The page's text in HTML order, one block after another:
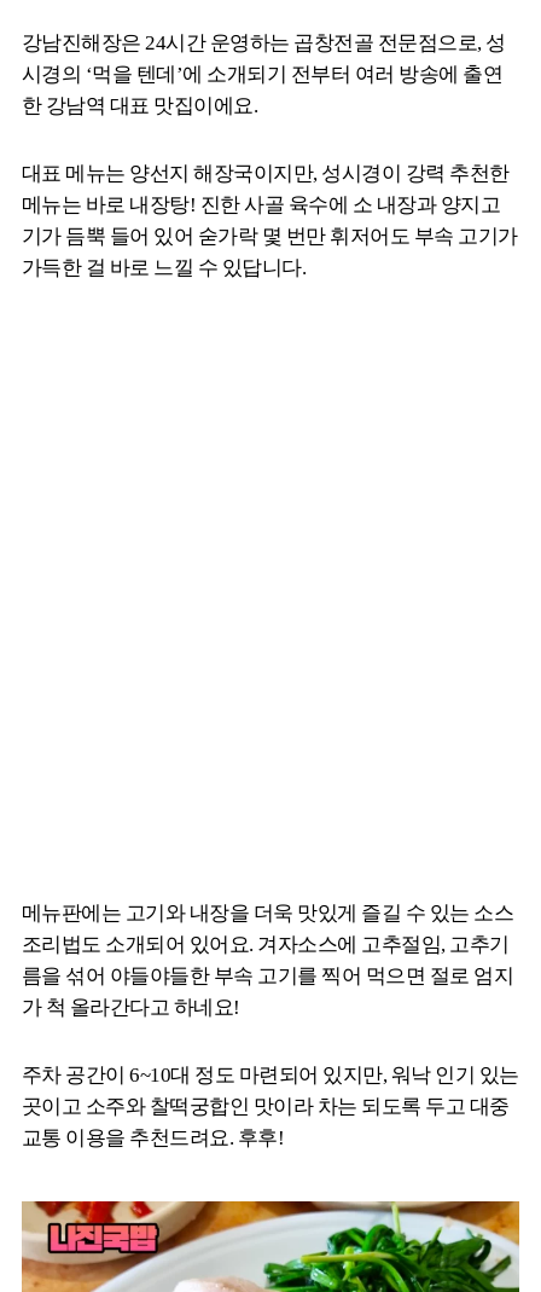
강남진해장은 24시간 운영하는 곱창전골 전문점으로, 성
시경의 ‘먹을 텐데’에 소개되기 전부터 여러 방송에 출연
한 강남역 대표 맛집이에요.
대표 메뉴는 양선지 해장국이지만, 성시경이 강력 추천한
메뉴는 바로 내장탕! 진한 사골 육수에 소 내장과 양지고
기가 듬뿍 들어 있어 숟가락 몇 번만 휘저어도 부속 고기가
가득한 걸 바로 느낄 수 있답니다.
메뉴판에는 고기와 내장을 더욱 맛있게 즐길 수 있는 소스
조리법도 소개되어 있어요. 겨자소스에 고추절임, 고추기
름을 섞어 야들야들한 부속 고기를 찍어 먹으면 절로 엄지
가 척 올라간다고 하네요!
주차 공간이 6~10대 정도 마련되어 있지만, 워낙 인기 있는
곳이고 소주와 찰떡궁합인 맛이라 차는 되도록 두고 대중
교통 이용을 추천드려요. 후후!